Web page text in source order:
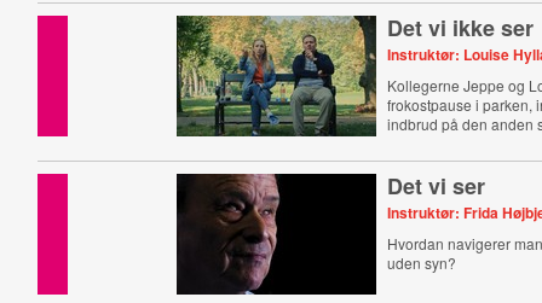
Det vi ikke ser
Instruktør: Louise
Kollegerne Jeppe og
frokostpause i parken,
indbrud på den anden
Det vi ser
Instruktør: Frida
Hvordan navigerer
uden syn?